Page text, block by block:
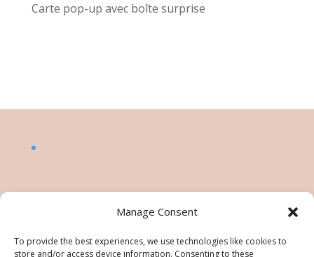
Manage Consent
To provide the best experiences, we use technologies like cookies to
store and/or access device information. Consenting to these
Carte pop-up avec boîte surprise